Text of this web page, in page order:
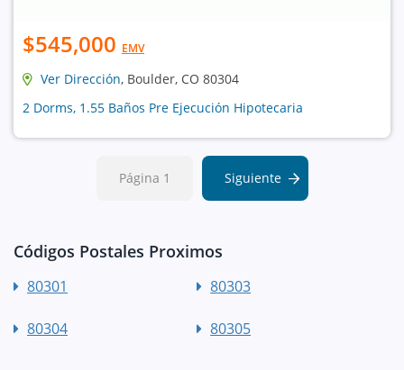
$545,000 EMV
Ver Dirección, Boulder, CO 80304
2 Dorms, 1.55 Baños Pre Ejecución Hipotecaria
Página 1 Siguiente
Códigos Postales Proximos
80301 80303
80304 80305